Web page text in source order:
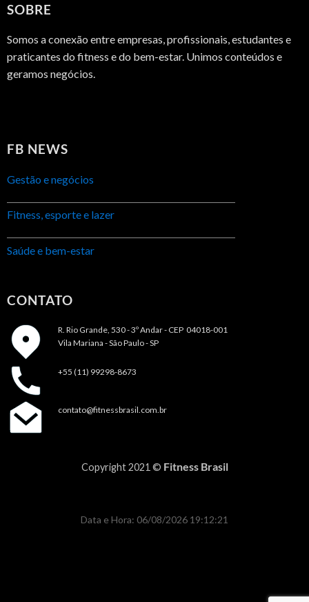
SOBRE
Somos a conexão entre empresas, profissionais, estudantes e
praticantes do fitness e do bem-estar. Unimos conteúdos e
geramos negócios.
FB NEWS
Gestão e negócios
Fitness, esporte e lazer
Saúde e bem-estar
CONTATO
R. Rio Grande, 530 - 3º Andar - CEP 04018-001
Vila Mariana - São Paulo - SP
+55 (11) 99298-8673
contato@fitnessbrasil.com.br
Copyright 2021 © Fitness Brasil
Data e Hora: 06/08/2026 19:12:21